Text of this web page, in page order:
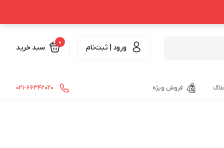
ورود | ثبت‌نام
0
سبد خرید
بلاگ فروش ویژه 021-66342020